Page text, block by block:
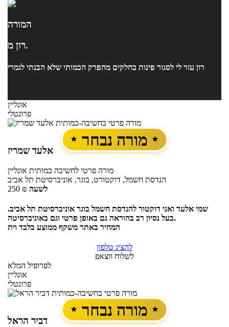
המורה
רון מ.
רון עזר לי לסגור פינות בחלקים מהפרק הכמותי שלא הבנתי לגמרי
אונליין
פרונטלי
מורה נבחר
אלעד שמריז
מורה פרטי לחשיבה כמותית אונליין
הנדסת חשמל, דוקטורט, בוגר, אוניברסיטת תל אביב
250 ₪ לשעה
שמי אלעד ואני דוקטור להנדסת חשמל בוגר אוניברסיטת תל אביב.
בעל נסיון רב בהוראה גם באופן פרטי וגם באוניברסיטה.
המחיר באתר משקף ממוצע בלבד וית
להציג טלפון
לשלוח ווצאפ
לפרופיל המלא
אונליין
פרונטלי
מורה נבחר
דביר הראל